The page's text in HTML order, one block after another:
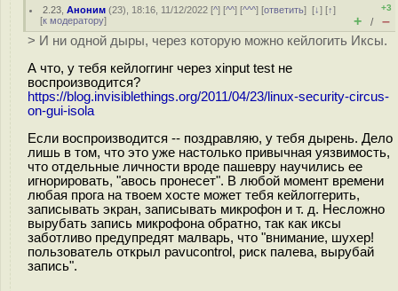
2.23 ,Аноним (23), 18:16, 11/12/2022 [^] [^^] [^^^] [ответить][↓] [↑]
[к модератору]
+3
+ / –
> И ни одной дыры, через которую можно кейлогить Иксы.
А что, у тебя кейлоггинг через xinput test не
воспроизводится?
https://blog.invisiblethings.org/2011/04/23/linux-security-circus-
on-gui-isola
Если воспроизводится -- поздравляю, у тебя дырень. Дело
лишь в том, что это уже настолько привычная уязвимость,
что отдельные личности вроде пашевру научились ее
игнорировать, "авось пронесет". В любой момент времени
любая прога на твоем хосте может тебя кейлоггерить,
записывать экран, записывать микрофон и т. д. Несложно
вырубать запись микрофона обратно, так как иксы
заботливо предупредят малварь, что "внимание, шухер!
пользователь открыл pavucontrol, риск палева, вырубай
запись".